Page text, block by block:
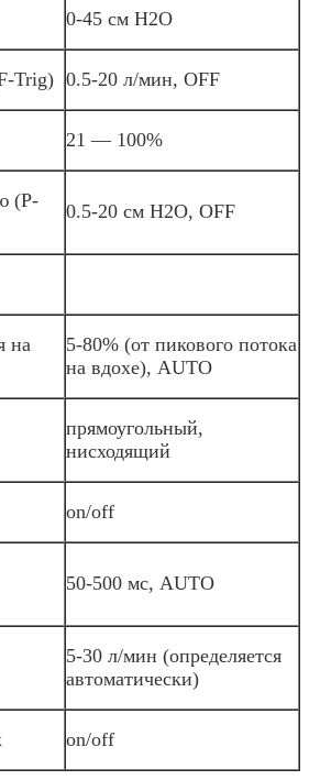
0-45 см Н2O
Trig) 0.5-20 л/мин, OFF
21 — 100%
(P-
0.5-20 см Н2О, OFF
на
5-80% (от пикового потока
на вдохе), AUTO
прямоугольный,
нисходящий
on/off
50-500 мс, AUTO
5-30 л/мин (определяется
автоматически)
on/off